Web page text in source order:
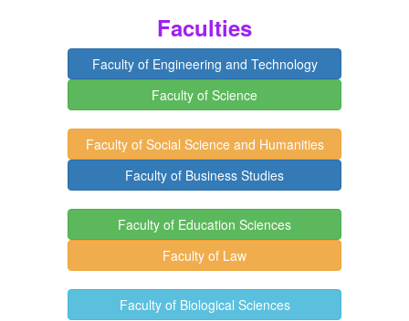
Faculties
Faculty of Engineering and Technology
Faculty of Science
Faculty of Social Science and Humanities
Faculty of Business Studies
Faculty of Education Sciences
Faculty of Law
Faculty of Biological Sciences